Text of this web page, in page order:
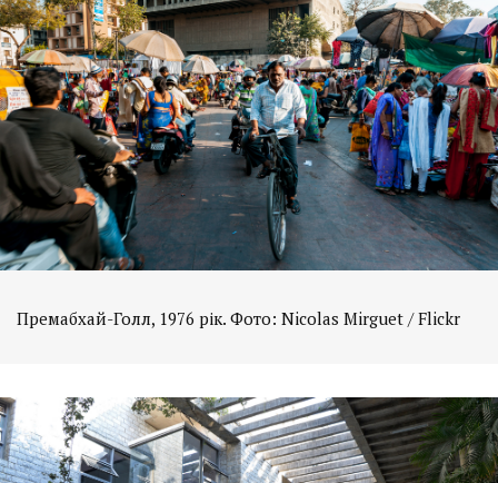
Премабхай-Голл, 1976 рік. Фото: Nicolas Mirguet / Flickr